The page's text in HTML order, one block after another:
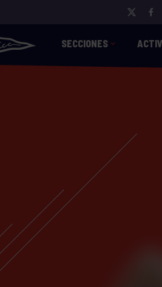
SECCIONES